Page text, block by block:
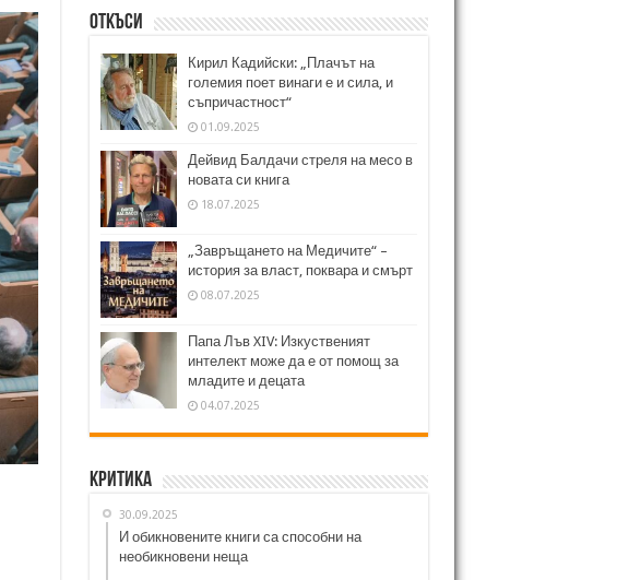
Откъси
Кирил Кадийски: „Плачът на
големия поет винаги е и сила, и
съпричастност“
01.09.2025
Дейвид Балдачи стреля на месо в
новата си книга
18.07.2025
„Завръщането на Медичите“ –
история за власт, поквара и смърт
08.07.2025
Папа Лъв XIV: Изкуственият
интелект може да е от помощ за
младите и децата
04.07.2025
Критика
30.09.2025
И обикновените книги са способни на
необикновени неща